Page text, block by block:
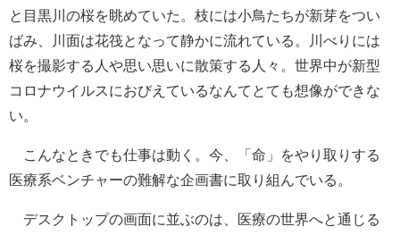
と目黒川の桜を眺めていた。枝には小鳥たちが新芽をつい
ばみ、川面は花筏となって静かに流れている。川べりには
桜を撮影する人や思い思いに散策する人々。世界中が新型
コロナウイルスにおびえているなんてとても想像ができな
い。
こんなときでも仕事は動く。今、「命」をやり取りする
医療系ベンチャーの難解な企画書に取り組んでいる。
デスクトップの画面に並ぶのは、医療の世界へと通じる